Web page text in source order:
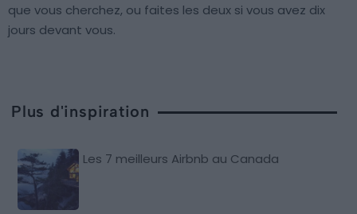
que vous cherchez, ou faites les deux si vous avez dix
jours devant vous.
Plus d'inspiration
Les 7 meilleurs Airbnb au Canada